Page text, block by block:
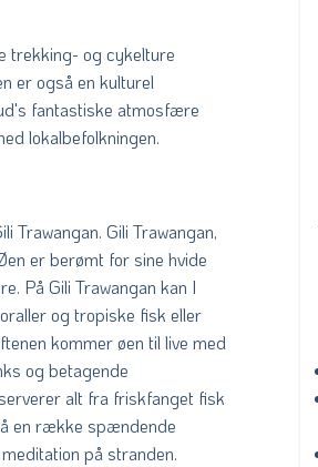
trekking- og cykelture
er også en kulturel
fantastiske atmosfære
lokalbefolkningen.
Trawangan. Gili Trawangan,
er berømt for sine hvide
På Gili Trawangan kan I
og tropiske fisk eller
kommer øen til live med
og betagende
alt fra friskfanget fisk
en række spændende
på stranden.